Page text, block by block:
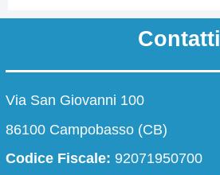
I numeri della scuola
Le carte della scuola
La storia
Contatti
Via San Giovanni 100
86100 Campobasso (CB)
Codice Fiscale: 92071950700